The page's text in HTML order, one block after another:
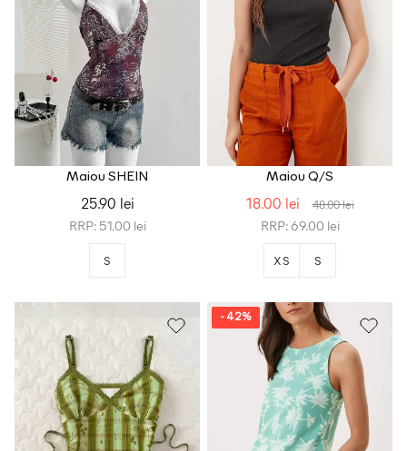
Maiou SHEIN
25.90 lei
RRP: 51.00 lei
S
Maiou Q/S
18.00 lei 48.00 lei
RRP: 69.00 lei
XS S
- 42%